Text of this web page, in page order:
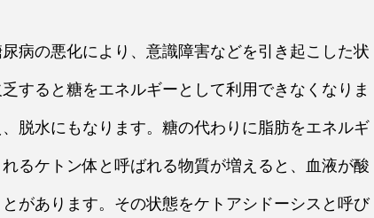
病の悪化により、意識障害などを引き起こした状
すると糖をエネルギーとして利用できなくなりま
脱水にもなります。糖の代わりに脂肪をエネルギ
るケトン体と呼ばれる物質が増えると、血液が酸
があります。その状態をケトアシドーシスと呼び